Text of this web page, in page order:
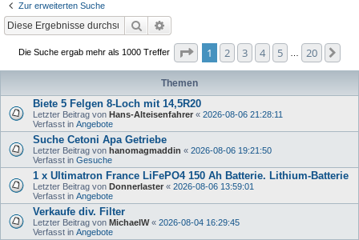
Zur erweiterten Suche
Suche
Die Suche ergab mehr als 1000 Treffer Seite von
1 2 3 4 5 20
Themen
Biete 5 Felgen 8-Loch mit 14,5R20
Letzter Beitrag von Hans-Alteisenfahrer « 2026-08-06 21:28:11
Verfasst in Angebote
Suche Cetoni Apa Getriebe
Letzter Beitrag von hanomagmaddin « 2026-08-06 19:21:50
Verfasst in Gesuche
1 x Ultimatron France LiFePO4 150 Ah Batterie. Lithium-Batterie
Letzter Beitrag von Donnerlaster « 2026-08-06 13:59:01
Verfasst in Angebote
Verkaufe div. Filter
Letzter Beitrag von MichaelW« 2026-08-04 16:29:45
Verfasst in Angebote